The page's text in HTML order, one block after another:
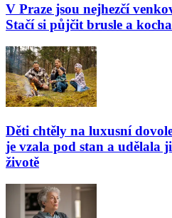
V Praze jsou nejhezčí
Stačí si půjčit brusle a
Děti chtěly na luxusní
je vzala pod stan a udělala
životě